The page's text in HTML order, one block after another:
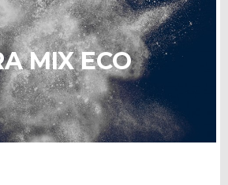
MIX ECO